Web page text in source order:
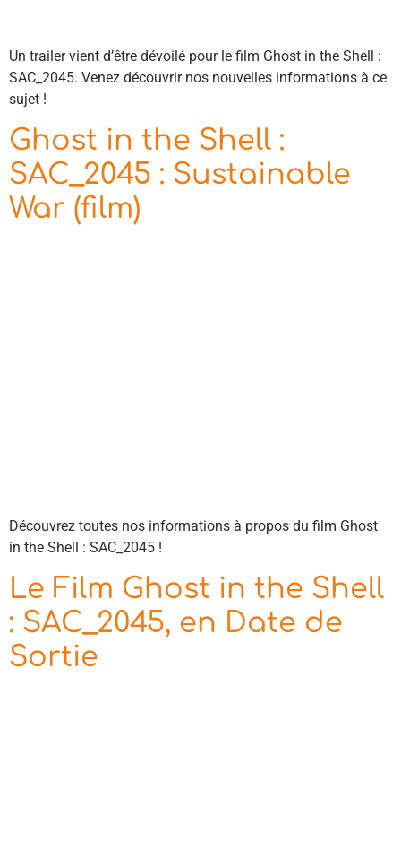
Un trailer vient d’être dévoilé pour le film Ghost in the Shell :
SAC_2045. Venez découvrir nos nouvelles informations à ce
sujet !
Ghost in the Shell :
SAC_2045 : Sustainable
War (film)
Découvrez toutes nos informations à propos du film Ghost
in the Shell : SAC_2045 !
Le Film Ghost in the Shell
: SAC_2045, en Date de
Sortie